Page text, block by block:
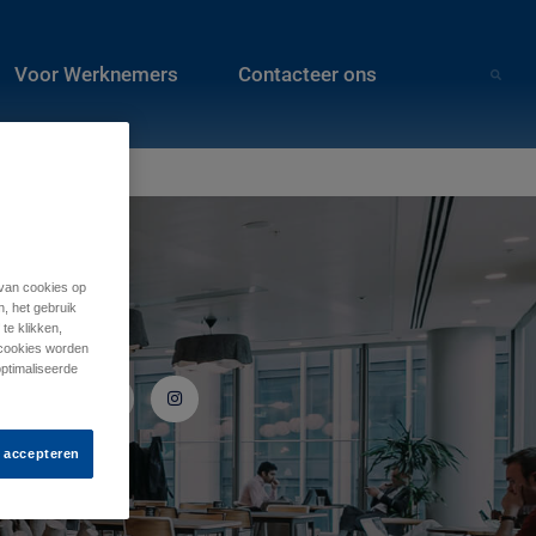
Voor Werknemers Contacteer ons
Volg ons
cookies op
het gebruik
klikken,
worden